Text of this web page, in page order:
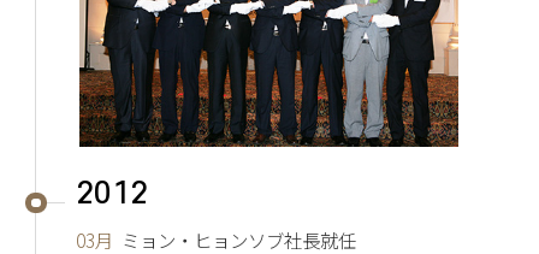
2012
03月 ミョン・ヒョンソブ社長就任